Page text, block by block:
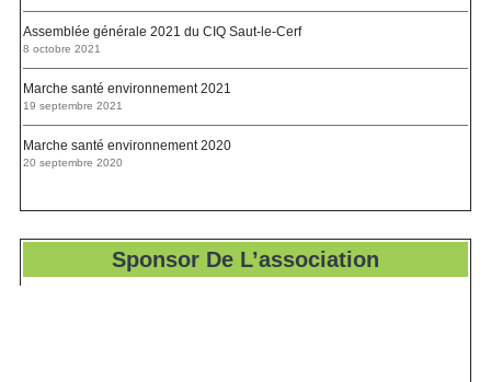
Assemblée générale 2021 du CIQ Saut-le-Cerf
8 octobre 2021
Marche santé environnement 2021
19 septembre 2021
Marche santé environnement 2020
20 septembre 2020
Sponsor De L’association